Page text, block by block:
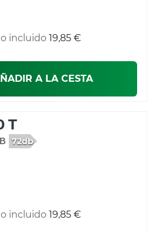
incluido 19,85 €
A LA CESTA
T
72db
incluido 19,85 €